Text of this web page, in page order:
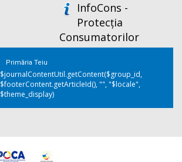
InfoCons -
Protecția
Consumatorilor
Primăria Teiu
$journalContentUtil.getContent($group_id,
$footerContent.getArticleId(), "", "$locale",
$theme_display)